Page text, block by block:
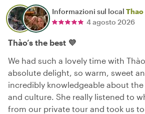
Informazioni sul local Thao
4 agosto 2026
Thào’s the best 💜
We had such a lovely time with
absolute delight, so warm, sweet
incredibly knowledgeable about
and culture. She really listened to
from our private tour and took us